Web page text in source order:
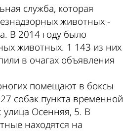
служба, которая
животных -
В 2014 году было
животных. 1 143 из них
в очагах объявления
помещают в боксы
собак пункта временной
улица Осенняя, 5. В
находятся на